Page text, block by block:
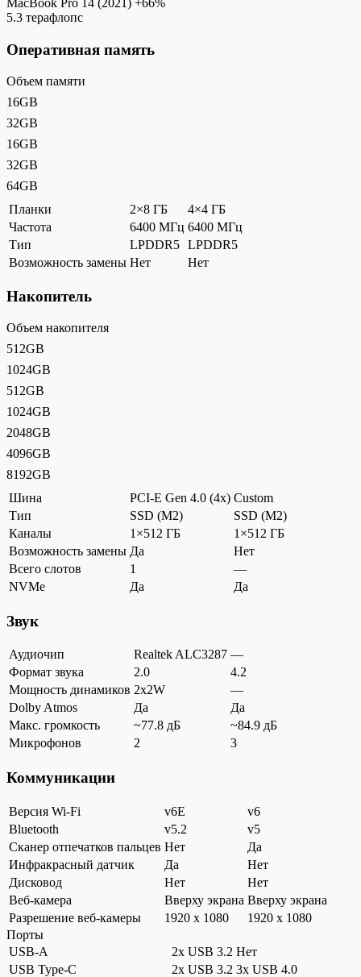
MacBook Pro 14 (2021) +66%
5.3 терафлопс
Оперативная память
Объем памяти
16GB
32GB
16GB
32GB
64GB
Планки
2×8 ГБ
4×4 ГБ
Частота
6400 МГц 6400 МГц
Тип
LPDDR5 LPDDR5
Возможность замены Нет Нет
Накопитель
Объем накопителя
512GB
1024GB
512GB
1024GB
2048GB
4096GB
8192GB
Шина
PCI-E Gen 4.0 (4x) Custom
Тип
SSD (M2)
SSD (M2)
Каналы
1×512 ГБ
1×512 ГБ
Возможность замены Да
Нет
Всего слотов
1
—
NVMe
Да Да
Звук
Аудиочип Realtek ALC3287 —
Формат звука
2.0
4.2
Мощность динамиков 2x2W
—
Dolby Atmos
Да
Да
Макс. громкость
~77.8 дБ
~84.9 дБ
Микрофонов
2 3
Коммуникации
Версия Wi-Fi v6E
v6
Bluetooth
v5.2
v5
Сканер отпечатков пальцев Нет
Да
Инфракрасный датчик
Да
Нет
Дисковод
Нет
Нет
Веб-камера
Вверху экрана Вверху экрана
Разрешение веб-камеры
1920 x 1080
1920 x 1080
Порты
USB-A
2x USB 3.2 Нет
USB Type-C
2x USB 3.2 3x USB 4.0